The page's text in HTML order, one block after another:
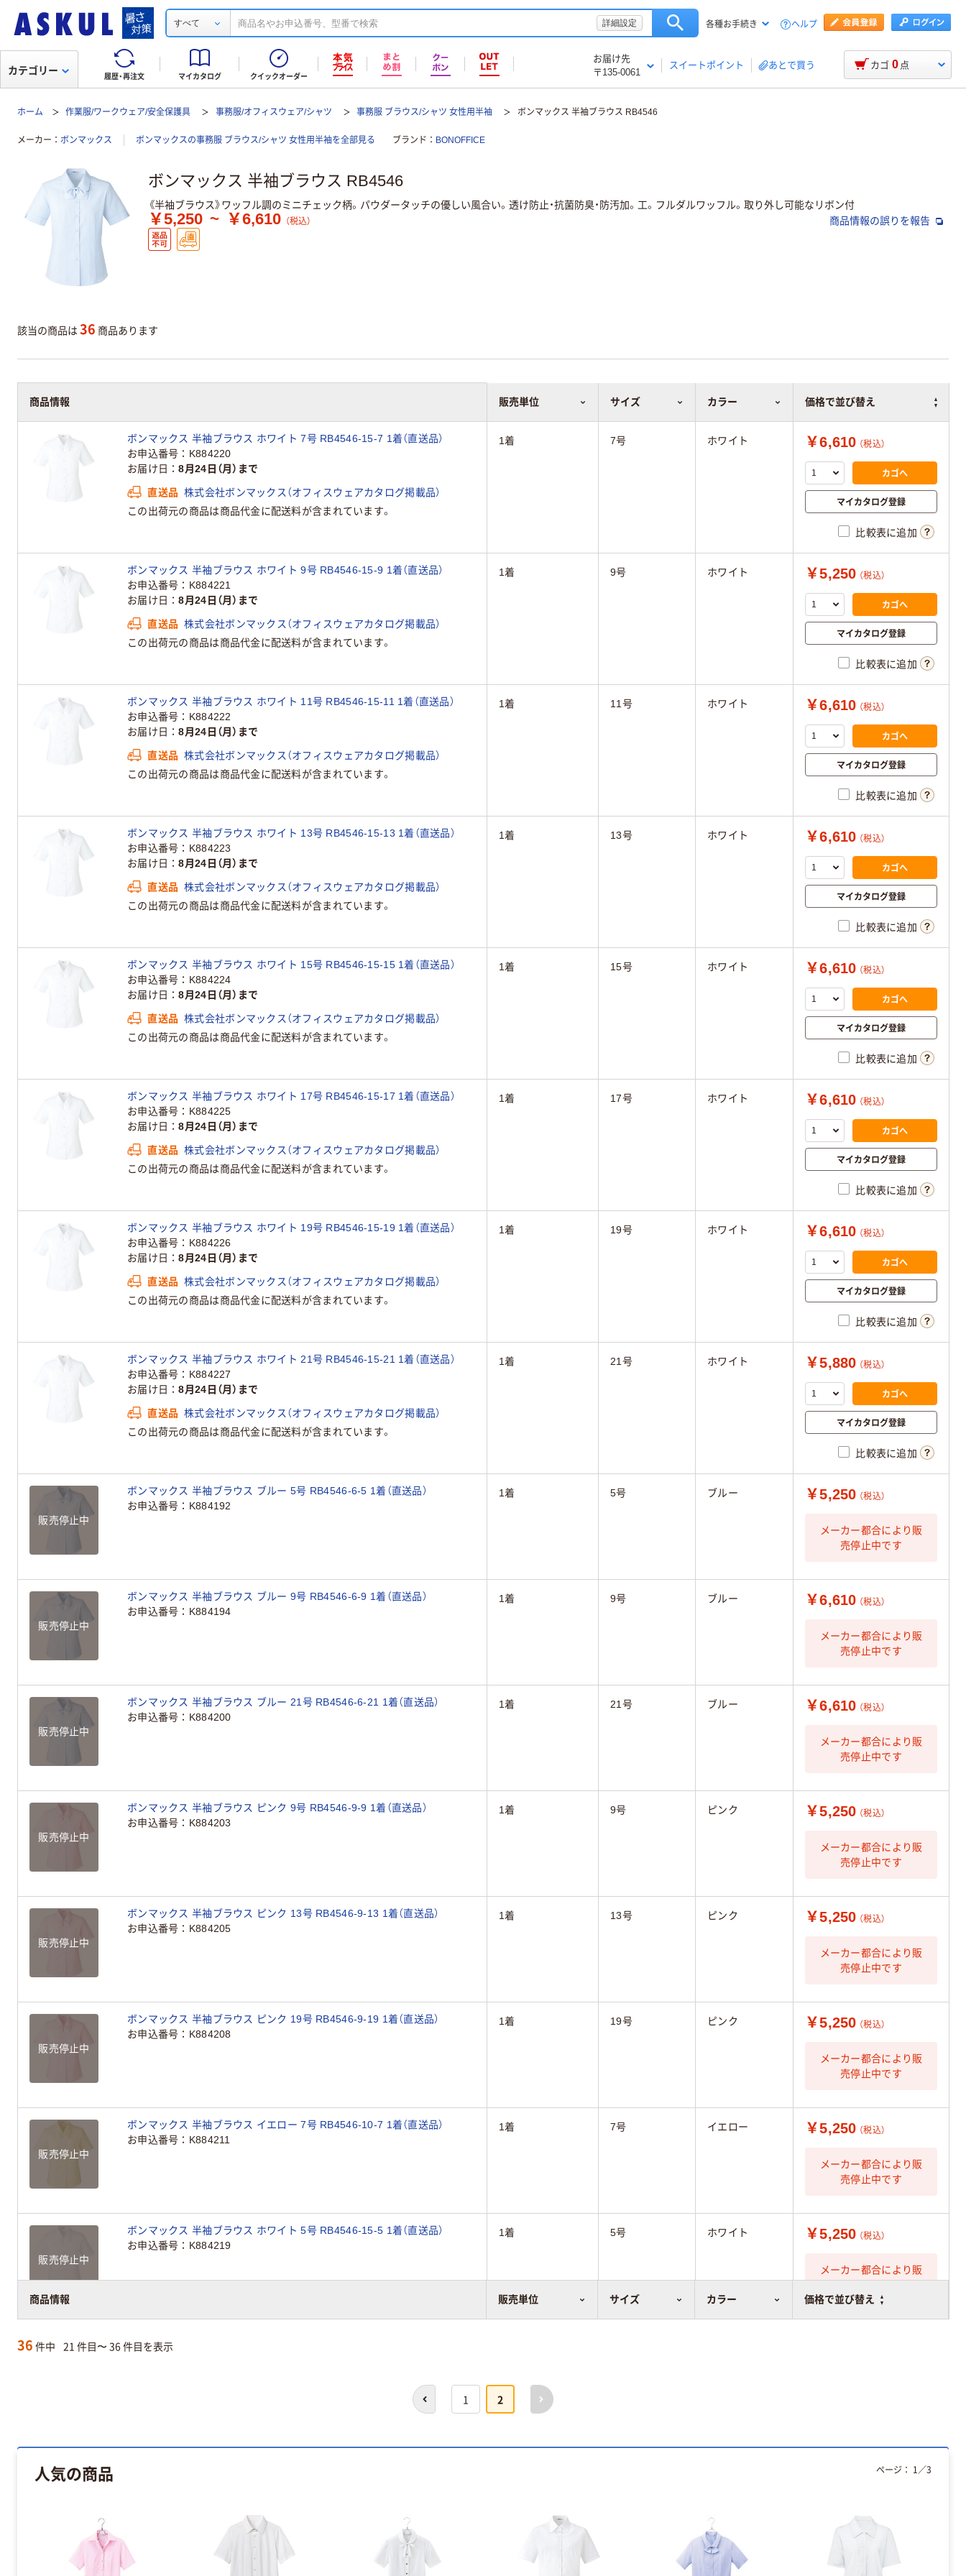
すべて 詳細設定 各種お手続き ヘルプ
履歴・再注文 マイカタログ クイックオーダー
お届け先
〒135-0061
スイートポイント あとで買う
カテゴリー カゴ 0 点
ホーム 作業服/ワークウェア/安全保護具 事務服/オフィスウェア/シャツ 事務服 ブラウス/シャツ 女性用半袖 ボンマックス 半袖ブラウス RB4546
メーカー ボンマックス ボンマックスの事務服 ブラウス/シャツ 女性用半袖を全部見る ブランド BONOFFICE
ボンマックス 半袖ブラウス RB4546
《半袖ブラウス》ワッフル調のミニチェック柄。パウダータッチの優しい風合い。透け防止・抗菌防臭・防汚加。工。フルダルワッフル。取り外し可能なリボン付
￥5,250 ~ ￥6,610 （税込） 商品情報の誤りを報告
該当の商品は 36 商品あります
商品情報 販売単位 サイズ カラー 価格で並び替え
商品情報 販売単位 サイズ カラー 価格で並び替え
ボンマックス 半袖ブラウス ホワイト 7号 RB4546-15-7 1着（直送品）
お申込番号
K884220
お届け日
8月24日（月）まで
直送品 株式会社ボンマックス（オフィスウェアカタログ掲載品）
この出荷元の商品は商品代金に配送料が含まれています。
1着 7号 ホワイト ￥6,610 （税込）
カゴへ
マイカタログ登録
比較表に追加
ボンマックス 半袖ブラウス ホワイト 9号 RB4546-15-9 1着（直送品）
お申込番号
K884221
お届け日
8月24日（月）まで
直送品 株式会社ボンマックス（オフィスウェアカタログ掲載品）
この出荷元の商品は商品代金に配送料が含まれています。
1着 9号 ホワイト ￥5,250 （税込）
カゴへ
マイカタログ登録
比較表に追加
ボンマックス 半袖ブラウス ホワイト 11号 RB4546-15-11 1着（直送品）
お申込番号
K884222
お届け日
8月24日（月）まで
直送品 株式会社ボンマックス（オフィスウェアカタログ掲載品）
この出荷元の商品は商品代金に配送料が含まれています。
1着 11号 ホワイト ￥6,610 （税込）
カゴへ
マイカタログ登録
比較表に追加
ボンマックス 半袖ブラウス ホワイト 13号 RB4546-15-13 1着（直送品）
お申込番号
K884223
お届け日
8月24日（月）まで
直送品 株式会社ボンマックス（オフィスウェアカタログ掲載品）
この出荷元の商品は商品代金に配送料が含まれています。
1着 13号 ホワイト ￥6,610 （税込）
カゴへ
マイカタログ登録
比較表に追加
ボンマックス 半袖ブラウス ホワイト 15号 RB4546-15-15 1着（直送品）
お申込番号
K884224
お届け日
8月24日（月）まで
直送品 株式会社ボンマックス（オフィスウェアカタログ掲載品）
この出荷元の商品は商品代金に配送料が含まれています。
1着 15号 ホワイト ￥6,610 （税込）
カゴへ
マイカタログ登録
比較表に追加
ボンマックス 半袖ブラウス ホワイト 17号 RB4546-15-17 1着（直送品）
お申込番号
K884225
お届け日
8月24日（月）まで
直送品 株式会社ボンマックス（オフィスウェアカタログ掲載品）
この出荷元の商品は商品代金に配送料が含まれています。
1着 17号 ホワイト ￥6,610 （税込）
カゴへ
マイカタログ登録
比較表に追加
ボンマックス 半袖ブラウス ホワイト 19号 RB4546-15-19 1着（直送品）
お申込番号
K884226
お届け日
8月24日（月）まで
直送品 株式会社ボンマックス（オフィスウェアカタログ掲載品）
この出荷元の商品は商品代金に配送料が含まれています。
1着 19号 ホワイト ￥6,610 （税込）
カゴへ
マイカタログ登録
比較表に追加
ボンマックス 半袖ブラウス ホワイト 21号 RB4546-15-21 1着（直送品）
お申込番号
K884227
お届け日
8月24日（月）まで
直送品 株式会社ボンマックス（オフィスウェアカタログ掲載品）
この出荷元の商品は商品代金に配送料が含まれています。
1着 21号 ホワイト ￥5,880 （税込）
カゴへ
マイカタログ登録
比較表に追加
販売停止中
ボンマックス 半袖ブラウス ブルー 5号 RB4546-6-5 1着（直送品）
お申込番号
K884192
1着 5号 ブルー ￥5,250 （税込）
メーカー都合により販
売停止中です
販売停止中
ボンマックス 半袖ブラウス ブルー 9号 RB4546-6-9 1着（直送品）
お申込番号
K884194
1着 9号 ブルー ￥6,610 （税込）
メーカー都合により販
売停止中です
販売停止中
ボンマックス 半袖ブラウス ブルー 21号 RB4546-6-21 1着（直送品）
お申込番号
K884200
1着 21号 ブルー ￥6,610 （税込）
メーカー都合により販
売停止中です
販売停止中
ボンマックス 半袖ブラウス ピンク 9号 RB4546-9-9 1着（直送品）
お申込番号
K884203
1着 9号 ピンク ￥5,250 （税込）
メーカー都合により販
売停止中です
販売停止中
ボンマックス 半袖ブラウス ピンク 13号 RB4546-9-13 1着（直送品）
お申込番号
K884205
1着 13号 ピンク ￥5,250 （税込）
メーカー都合により販
売停止中です
販売停止中
ボンマックス 半袖ブラウス ピンク 19号 RB4546-9-19 1着（直送品）
お申込番号
K884208
1着 19号 ピンク ￥5,250 （税込）
メーカー都合により販
売停止中です
販売停止中
ボンマックス 半袖ブラウス イエロー 7号 RB4546-10-7 1着（直送品）
お申込番号
K884211
1着 7号 イエロー ￥5,250 （税込）
メーカー都合により販
売停止中です
販売停止中
ボンマックス 半袖ブラウス ホワイト 5号 RB4546-15-5 1着（直送品）
お申込番号
K884219
1着 5号 ホワイト ￥5,250 （税込）
メーカー都合により販
36 件中 21 件目〜 36 件目を表示
前へ
1 2
次へ
人気の商品 ページ： 1 ／3